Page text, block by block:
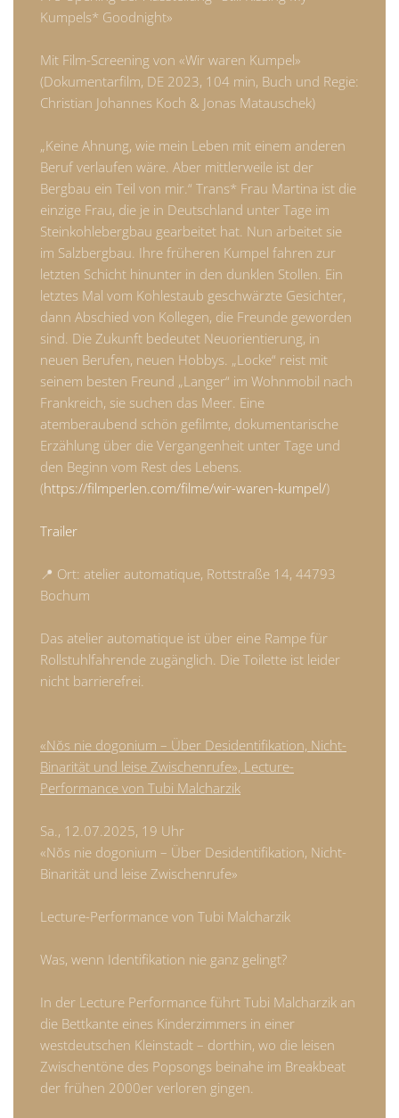
Kumpels* Goodnight»
Mit Film-Screening von «Wir waren Kumpel»
(Dokumentarfilm, DE 2023, 104 min, Buch und Regie:
Christian Johannes Koch & Jonas Matauschek)
„Keine Ahnung, wie mein Leben mit einem anderen
Beruf verlaufen wäre. Aber mittlerweile ist der
Bergbau ein Teil von mir.“ Trans* Frau Martina ist die
einzige Frau, die je in Deutschland unter Tage im
Steinkohlebergbau gearbeitet hat. Nun arbeitet sie
im Salzbergbau. Ihre früheren Kumpel fahren zur
letzten Schicht hinunter in den dunklen Stollen. Ein
letztes Mal vom Kohlestaub geschwärzte Gesichter,
dann Abschied von Kollegen, die Freunde geworden
sind. Die Zukunft bedeutet Neuorientierung, in
neuen Berufen, neuen Hobbys. „Locke“ reist mit
seinem besten Freund „Langer“ im Wohnmobil nach
Frankreich, sie suchen das Meer. Eine
atemberaubend schön gefilmte, dokumentarische
Erzählung über die Vergangenheit unter Tage und
den Beginn vom Rest des Lebens.
(https://filmperlen.com/filme/wir-waren-kumpel/)
Trailer
📍 Ort: atelier automatique, Rottstraße 14, 44793
Bochum
Das atelier automatique ist über eine Rampe für
Rollstuhlfahrende zugänglich. Die Toilette ist leider
nicht barrierefrei.
«Nŏs nie dogonium – Über Desidentifikation, Nicht-
Binarität und leise Zwischenrufe», Lecture-
Performance von Tubi Malcharzik
Sa., 12.07.2025, 19 Uhr
«Nŏs nie dogonium – Über Desidentifikation, Nicht-
Binarität und leise Zwischenrufe»
Lecture-Performance von Tubi Malcharzik
Was, wenn Identifikation nie ganz gelingt?
In der Lecture Performance führt Tubi Malcharzik an
die Bettkante eines Kinderzimmers in einer
westdeutschen Kleinstadt – dorthin, wo die leisen
Zwischentöne des Popsongs beinahe im Breakbeat
der frühen 2000er verloren gingen.